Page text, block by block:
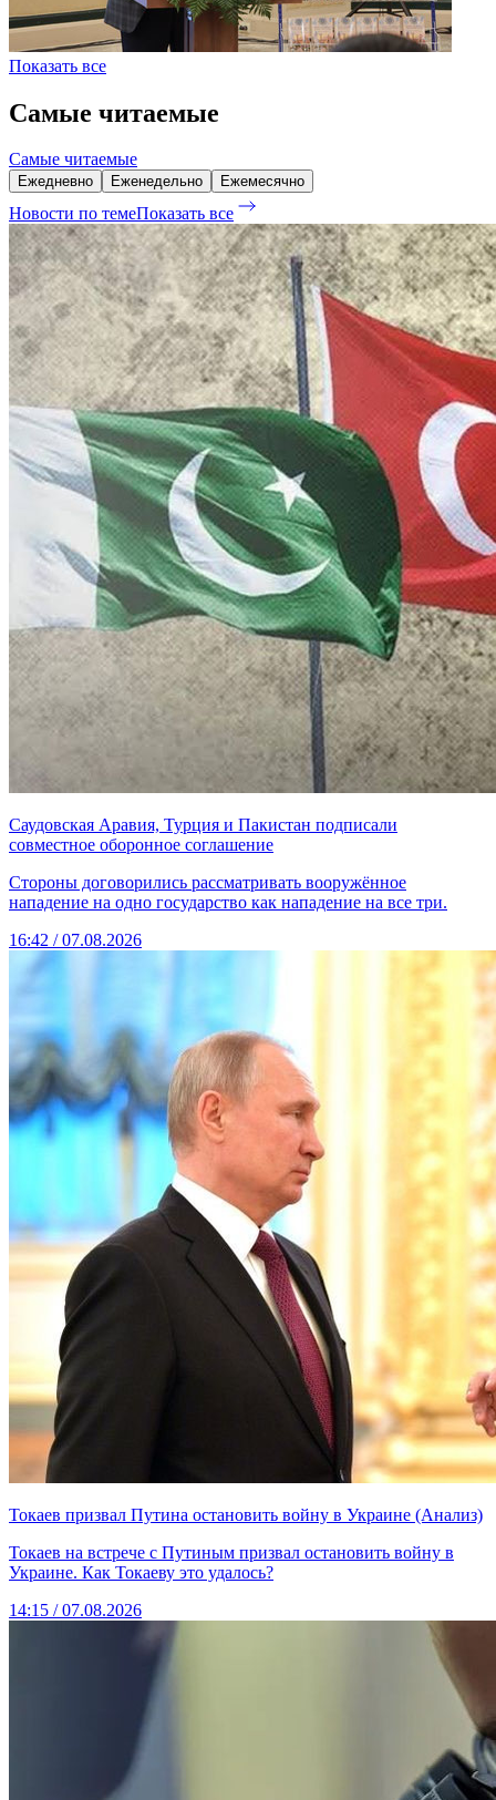
Показать все
Самые читаемые
Самые читаемые
Ежедневно Еженедельно Ежемесячно
Новости по темеПоказать все
Саудовская Аравия, Турция и Пакистан подписали
совместное оборонное соглашение
Стороны договорились рассматривать вооружённое
нападение на одно государство как нападение на все три.
16:42 / 07.08.2026
Токаев призвал Путина остановить войну в Украине (Анализ)
Токаев на встрече с Путиным призвал остановить войну в
Украине. Как Токаеву это удалось?
14:15 / 07.08.2026